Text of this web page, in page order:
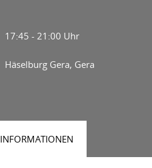
17:45 - 21:00 Uhr
Häselburg Gera, Gera
INFORMATIONEN